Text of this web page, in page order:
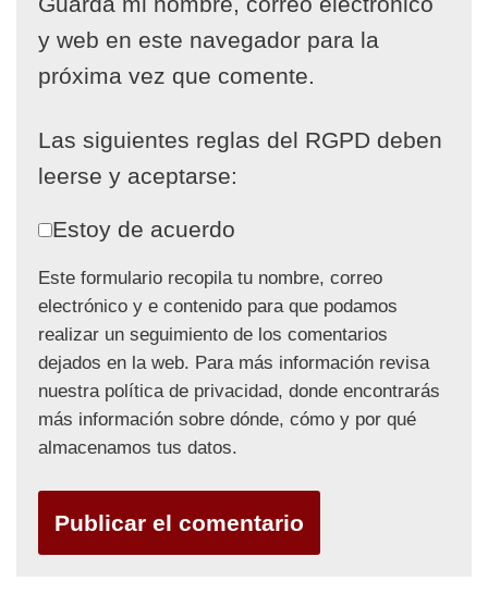
y web en este navegador para la
próxima vez que comente.
Las siguientes reglas del RGPD deben
leerse y aceptarse:
Estoy de acuerdo
Este formulario recopila tu nombre, correo
electrónico y e contenido para que podamos
realizar un seguimiento de los comentarios
dejados en la web. Para más información revisa
nuestra política de privacidad, donde encontrarás
más información sobre dónde, cómo y por qué
almacenamos tus datos.